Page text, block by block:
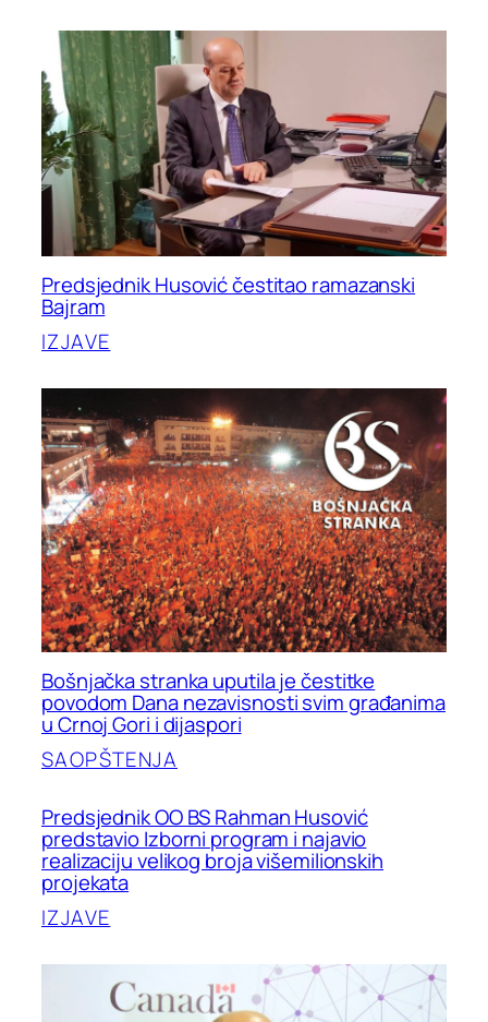
Predsjednik Husović čestitao ramazanski
Bajram
IZJAVE
Bošnjačka stranka uputila je čestitke
povodom Dana nezavisnosti svim građanima
u Crnoj Gori i dijaspori
SAOPŠTENJA
Predsjednik OO BS Rahman Husović
predstavio Izborni program i najavio
realizaciju velikog broja višemilionskih
projekata
IZJAVE